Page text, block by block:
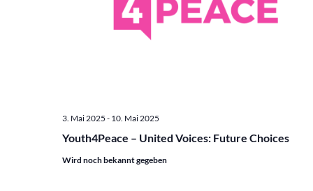
Youth4Peace – United Voices: Future Choices
3. Mai 2025 - 10. Mai 2025
Wird noch bekannt gegeben